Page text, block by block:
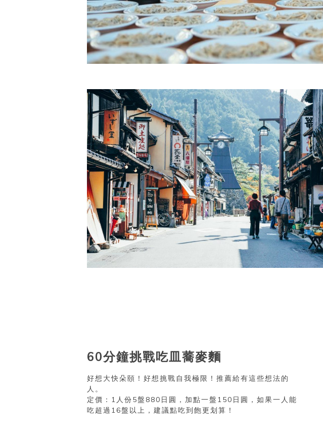
60分鐘挑戰吃皿蕎麥麵
好想大快朵頤！好想挑戰自我極限！推薦給有這些想法的
人。
定價：1人份5盤880日圓，加點一盤150日圓，如果一人能
吃超過16盤以上，建議點吃到飽更划算！